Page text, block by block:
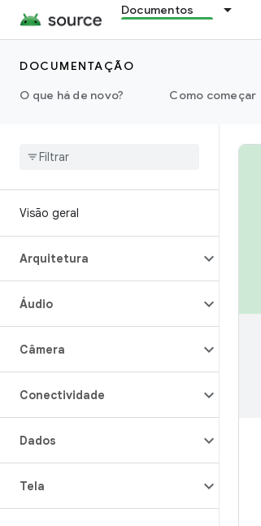
Documentos
DOCUMENTAÇÃO
O que há de novo?
Como começar
Visão geral
Arquitetura
Áudio
Câmera
Conectividade
Dados
Tela